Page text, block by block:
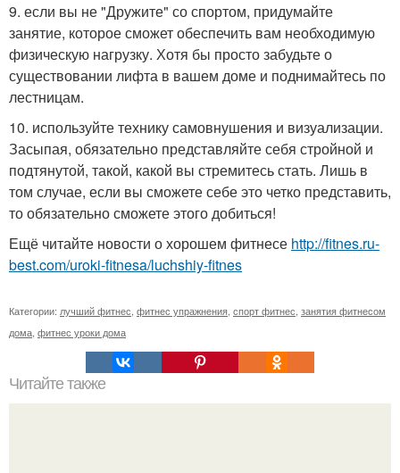
9. если вы не "Дружите" со спортом, придумайте
занятие, которое сможет обеспечить вам необходимую
физическую нагрузку. Хотя бы просто забудьте о
существовании лифта в вашем доме и поднимайтесь по
лестницам.
10. используйте технику самовнушения и визуализации.
Засыпая, обязательно представляйте себя стройной и
подтянутой, такой, какой вы стремитесь стать. Лишь в
том случае, если вы сможете себе это четко представить,
то обязательно сможете этого добиться!
Ещё читайте новости о хорошем фитнесе http://fitnes.ru-
best.com/uroki-fitnesa/luchshiy-fitnes
Категории: лучший фитнес фитнес упражнения спорт фитнес занятия фитнесом
дома фитнес уроки дома
Читайте также